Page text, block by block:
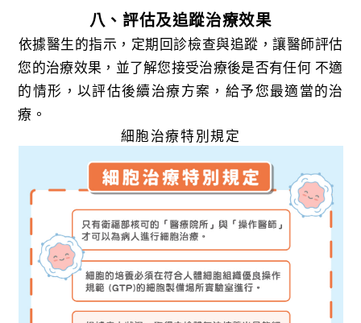
八、評估及追蹤治療效果
依據醫生的指示，定期回診檢查與追蹤，讓醫師評估
您的治療效果，並了解您接受治療後是否有任何 不適
的情形，以評估後續治療方案，給予您最適當的治
療。
細胞治療特別規定